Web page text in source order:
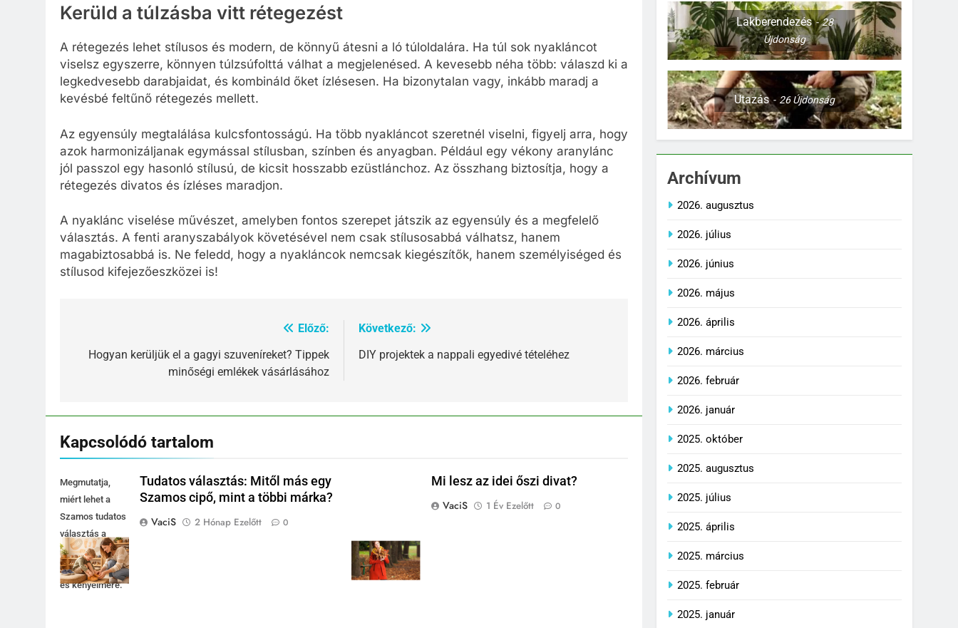
Kerüld a túlzásba vitt rétegezést
A rétegezés lehet stílusos és modern, de könnyű átesni a ló túloldalára. Ha túl sok nyakláncot
viselsz egyszerre, könnyen túlzsúfolttá válhat a megjelenésed. A kevesebb néha több: válaszd ki a
legkedvesebb darabjaidat, és kombináld őket ízlésesen. Ha bizonytalan vagy, inkább maradj a
kevésbé feltűnő rétegezés mellett.
Az egyensúly megtalálása kulcsfontosságú. Ha több nyakláncot szeretnél viselni, figyelj arra, hogy
azok harmonizáljanak egymással stílusban, színben és anyagban. Például egy vékony aranylánc
jól passzol egy hasonló stílusú, de kicsit hosszabb ezüstlánchoz. Az összhang biztosítja, hogy a
rétegezés divatos és ízléses maradjon.
A nyaklánc viselése művészet, amelyben fontos szerepet játszik az egyensúly és a megfelelő
választás. A fenti aranyszabályok követésével nem csak stílusosabbá válhatsz, hanem
magabiztosabbá is. Ne feledd, hogy a nyakláncok nemcsak kiegészítők, hanem személyiséged és
stílusod kifejezőeszközei is!
navigáció
Előző:
Hogyan kerüljük el a gagyi szuveníreket? Tippek
minőségi emlékek vásárlásához
Következő:
DIY projektek a nappali egyedivé tételéhez
Kapcsolódó tartalom
Megmutatja,
miért lehet a
Szamos tudatos
választás a
gyermekek
lábfejlődésére
és kényelmére.
Tudatos választás: Mitől más egy
Szamos cipő, mint a többi márka?
VaciS
2 Hónap Ezelőtt 0
Mi lesz az idei őszi divat?
VaciS
1 Év Ezelőtt 0
Lakberendezés
28
Újdonság
Utazás 26Újdonság
Archívum
2026. augusztus
2026. július
2026. június
2026. május
2026. április
2026. március
2026. február
2026. január
2025. október
2025. augusztus
2025. július
2025. április
2025. március
2025. február
2025. január